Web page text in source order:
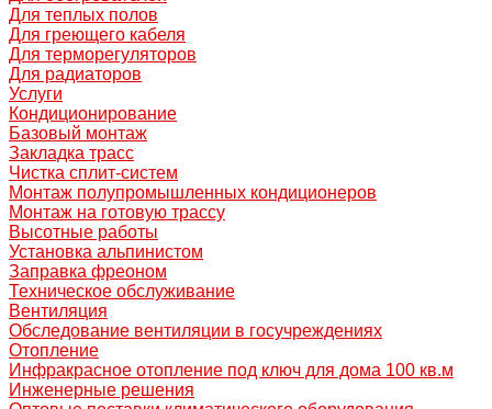
Для теплых полов
Для греющего кабеля
Для терморегуляторов
Для радиаторов
Услуги
Кондиционирование
Базовый монтаж
Закладка трасс
Чистка сплит-систем
Монтаж полупромышленных кондиционеров
Монтаж на готовую трассу
Высотные работы
Установка альпинистом
Заправка фреоном
Техническое обслуживание
Вентиляция
Обследование вентиляции в госучреждениях
Отопление
Инфракрасное отопление под ключ для дома 100 кв.м
Инженерные решения